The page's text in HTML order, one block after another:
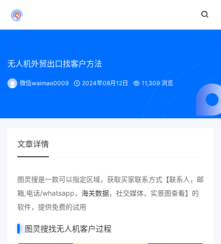
无人机外贸出口找客户方法
微信waimao0009 2024年08月12日 11,309 浏览
文章详情
图灵搜是一款可以指定区域，获取买家联系方式【联系人，邮
箱,电话/whatsapp， 海关数据，社交媒体，实景图查看】的
软件，提供免费的试用
图灵搜找无人机客户过程